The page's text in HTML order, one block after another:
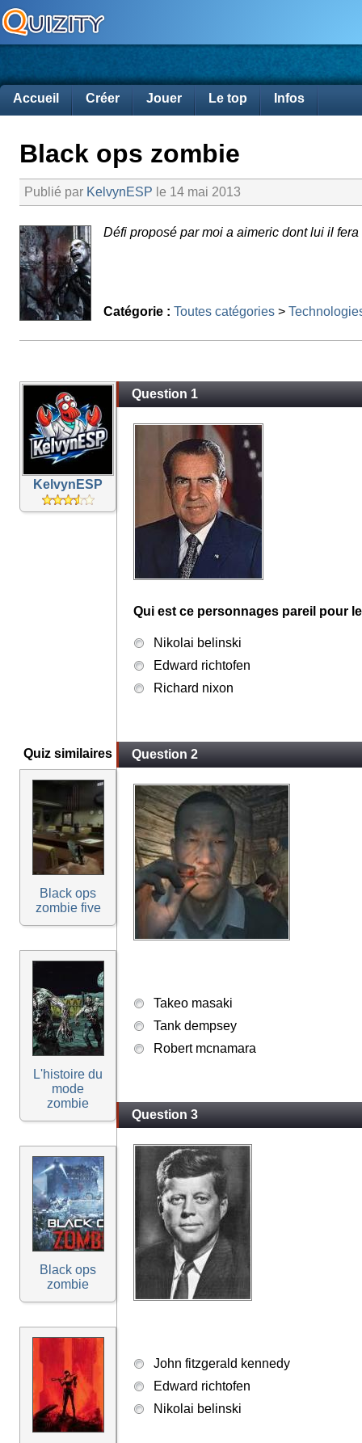
Accueil Créer Jouer Le top Infos
Black ops zombie
Publié par KelvynESP le 14 mai 2013
Défi proposé par moi a aimeric dont lui il fera
Catégorie : Toutes catégories >
KelvynESP
Quiz similaires
Black ops
zombie five
L'histoire du
mode
zombie
Black ops
zombie
Question 1
Qui est ce personnages pareil pour
Nikolai belinski
Edward richtofen
Richard nixon
Question 2
Takeo masaki
Tank dempsey
Robert mcnamara
Question 3
John fitzgerald kennedy
Edward richtofen
Nikolai belinski